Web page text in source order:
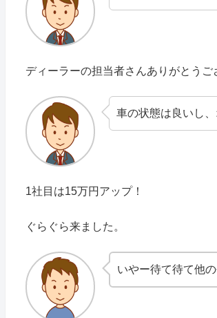
ディーラーの担当者さんありがとう
車の状態は良いし
1社目は15万円アップ！
ぐらぐら来ました。
いやー待て待て他